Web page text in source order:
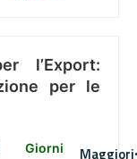
l’Export:
per le
Giorni
Maggiori